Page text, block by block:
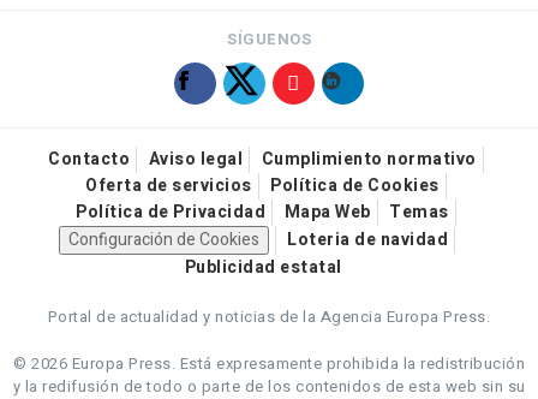
SÍGUENOS
Contacto Aviso legal
Cumplimiento normativo
Oferta de servicios
Política de Cookies
Política de Privacidad
Mapa Web
Temas
Configuración de Cookies
Loteria de navidad
Publicidad estatal
Portal de actualidad y noticias de la Agencia Europa Press.
© 2026 Europa Press. Está expresamente prohibida la redistribución
y la redifusión de todo o parte de los contenidos de esta web sin su